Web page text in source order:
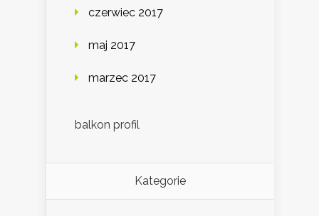
czerwiec 2017
maj 2017
marzec 2017
balkon profil
Kategorie